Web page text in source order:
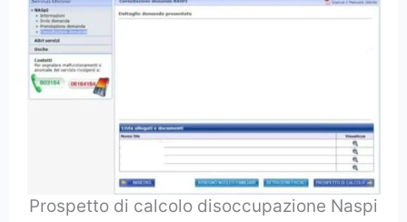
Prospetto di calcolo disoccupazione Naspi